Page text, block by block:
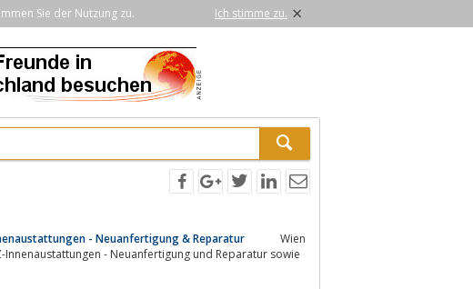
Sie der Nutzung zu. Ich stimme zu. ×
- Neuanfertigung & Reparatur
Wien